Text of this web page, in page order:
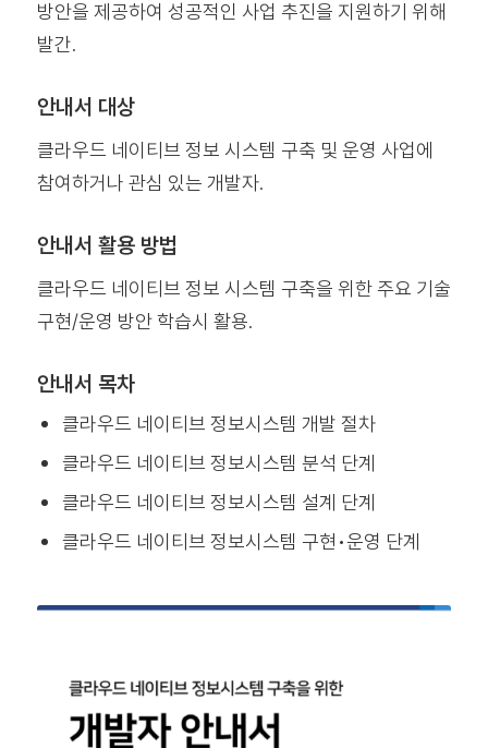
방안을 제공하여 성공적인 사업 추진을 지원하기 위해
발간.
안내서 대상
클라우드 네이티브 정보 시스템 구축 및 운영 사업에
참여하거나 관심 있는 개발자.
안내서 활용 방법
클라우드 네이티브 정보 시스템 구축을 위한 주요 기술
구현/운영 방안 학습시 활용.
안내서 목차
클라우드 네이티브 정보시스템 개발 절차
클라우드 네이티브 정보시스템 분석 단계
클라우드 네이티브 정보시스템 설계 단계
클라우드 네이티브 정보시스템 구현•운영 단계